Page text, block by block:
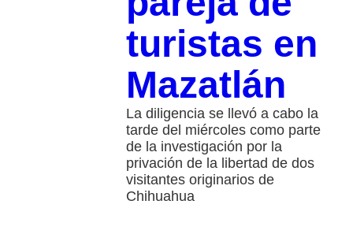
turistas en
Mazatlán
La diligencia se llevó a cabo la
tarde del miércoles como parte
de la investigación por la
privación de la libertad de dos
visitantes originarios de
Chihuahua